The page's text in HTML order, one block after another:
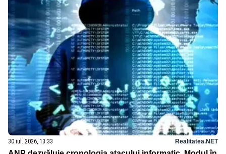
30 iul. 2026, 13:33 Realitatea.NET